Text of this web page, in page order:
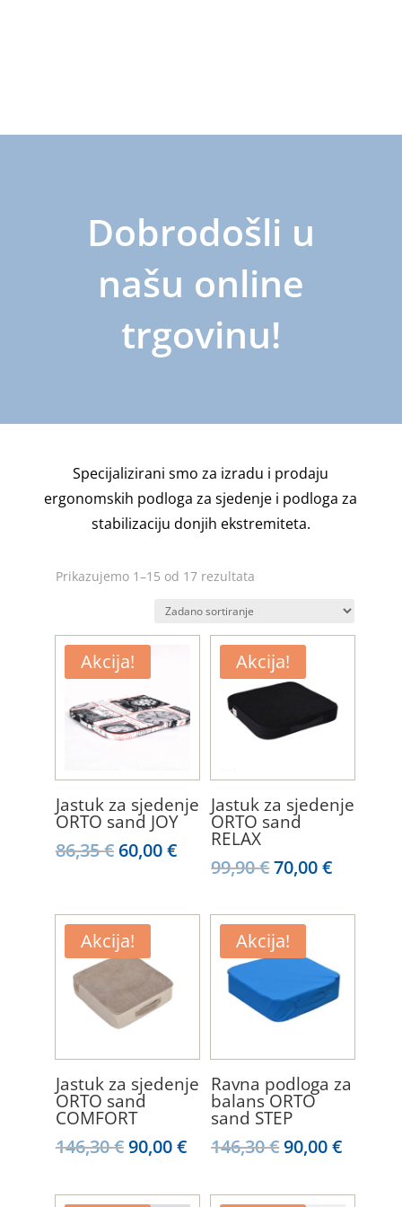
Dobrodošli u
našu online
trgovinu!
Specijalizirani smo za izradu i prodaju
ergonomskih podloga za sjedenje i podloga za
stabilizaciju donjih ekstremiteta.
Prikazujemo 1–15 od 17 rezultata
Akcija!
Jastuk za sjedenje
ORTO sand JOY
86,35€ Izvorna
je:
86,35 €.
60,00€Trenutna
cijena
60,00 €.
Akcija!
Jastuk za sjedenje
ORTO sand
RELAX
99,90€Izvorna
bila
je:
99,90 €.
70,00€
je:
Akcija!
Jastuk za sjedenje
ORTO sand
COMFORT
146,30€Izvorna
bila
90,00€Trenutna
je:
Akcija!
Ravna podloga za
balans ORTO
sand STEP
146,30€Izvorna
bila
90,00€
je: